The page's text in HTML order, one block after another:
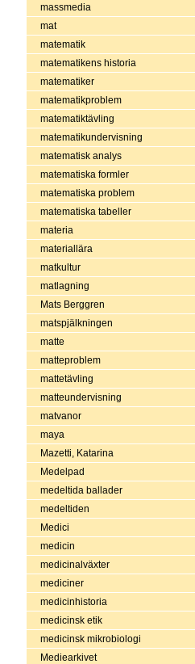
massmedia
mat
matematik
matematikens historia
matematiker
matematikproblem
matematiktävling
matematikundervisning
matematisk analys
matematiska formler
matematiska problem
matematiska tabeller
materia
materiallära
matkultur
matlagning
Mats Berggren
matspjälkningen
matte
matteproblem
mattetävling
matteundervisning
matvanor
maya
Mazetti, Katarina
Medelpad
medeltida ballader
medeltiden
Medici
medicin
medicinalväxter
mediciner
medicinhistoria
medicinsk etik
medicinsk mikrobiologi
Mediearkivet